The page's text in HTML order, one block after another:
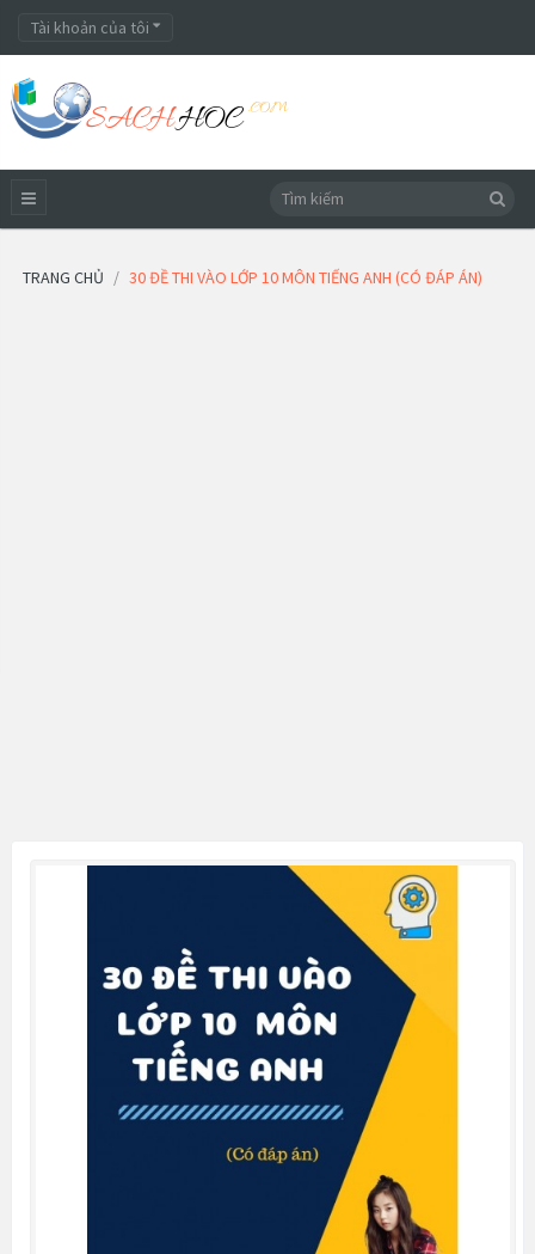
Tài khoản của tôi
TRANG CHỦ 30 ĐỀ THI VÀO LỚP 10 MÔN TIẾNG ANH (CÓ ĐÁP ÁN)